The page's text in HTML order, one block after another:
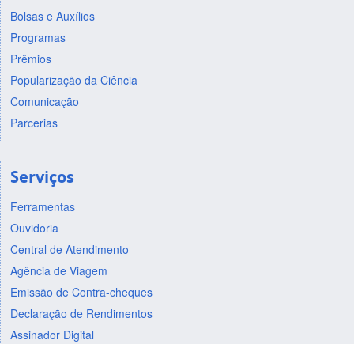
Bolsas e Auxílios
Programas
Prêmios
Popularização da Ciência
Comunicação
Parcerias
Serviços
Ferramentas
Ouvidoria
Central de Atendimento
Agência de Viagem
Emissão de Contra-cheques
Declaração de Rendimentos
Assinador Digital